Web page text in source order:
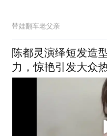
带娃翻车老父亲
陈都灵演绎短发造
力，惊艳引发大众